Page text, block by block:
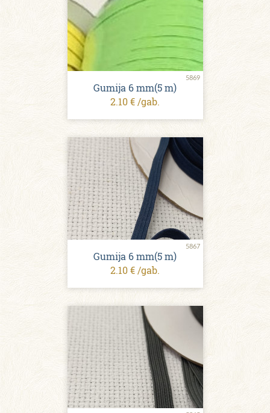
5869
Gumija 6 mm(5 m)
2.10 € /gab.
5867
Gumija 6 mm(5 m)
2.10 € /gab.